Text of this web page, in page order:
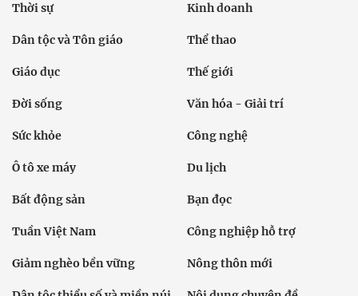
Thời sự Kinh doanh
Dân tộc và Tôn giáo Thể thao
Giáo dục Thế giới
Đời sống Văn hóa - Giải trí
Sức khỏe Công nghệ
Ô tô xe máy Du lịch
Bất động sản Bạn đọc
Tuần Việt Nam Công nghiệp hỗ trợ
Giảm nghèo bền vững Nông thôn mới